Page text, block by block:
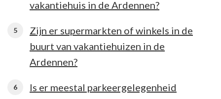
vakantiehuis in de Ardennen?
Zijn er supermarkten of winkels in de
buurt van vakantiehuizen in de
Ardennen?
Is er meestal parkeergelegenheid